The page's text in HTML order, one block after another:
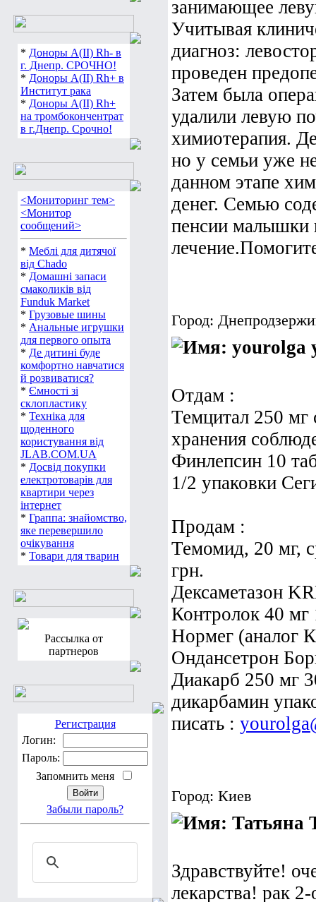
* Доноры А(ІІ) Rh- в
г. Днепр. СРОЧНО!
* Доноры А(ІІ) Rh+ в
Институт рака
* Доноры А(ІІ) Rh+
на тромбокончентрат
в г.Днепр. Срочно!
<Мониторинг тем>
<Монитор
сообщений>
* Меблі для дитячої
від Chado
* Домашні запаси
смаколиків від
Funduk Market
* Грузовые шины
* Анальные игрушки
для первого опыта
* Де дитині буде
комфортно навчатися
й розвиватися?
* Ємності зі
склопластику
* Техніка для
щоденного
користування від
JLAB.COM.UA
* Досвід покупки
електротоварів для
квартири через
інтернет
* Граппа: знайомство,
яке перевершило
очікування
* Товари для тварин
Рассылка от
партнеров
Регистрация
Логин:
Пароль:
Запомнить меня
Забыли пароль?
занимающее
Учитывая
диагноз:
проведен
Затем была
удалили левую
химиотерапия.
но у семьи уже
данном этапе
денег. Семью
пенсии малышки
Город:
Отдам :
Темцитал 250 мг
хранения
Финлепсин 10
1/2 упаковки
Продам :
Темомид, 20 мг,
грн.
Дексаметазон
Контролок 40 мг
Нормег (аналог
Ондансетрон
Диакарб 250 мг
дикарбамин
писать :
Город: Киев
Здравствуйте!
лекарства! рак